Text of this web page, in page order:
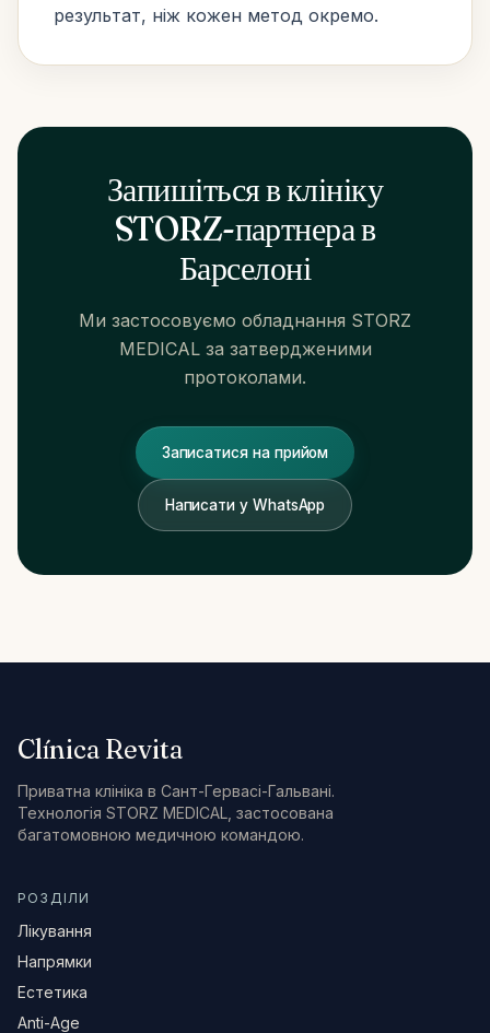
результат, ніж кожен метод окремо.
Запишіться в клініку
STORZ-партнера в
Барселоні
Ми застосовуємо обладнання STORZ
MEDICAL за затвердженими
протоколами.
Записатися на прийом
Написати у WhatsApp
ЯК ДІСТАТИСЯ
Carrer de Santaló, 105
08021 Barcelona
Clínica Revita
Приватна клініка в Сант-Гервасі-Гальвані.
Технологія STORZ MEDICAL, застосована
багатомовною медичною командою.
РОЗДІЛИ
Лікування
Напрямки
Естетика
Anti-Age